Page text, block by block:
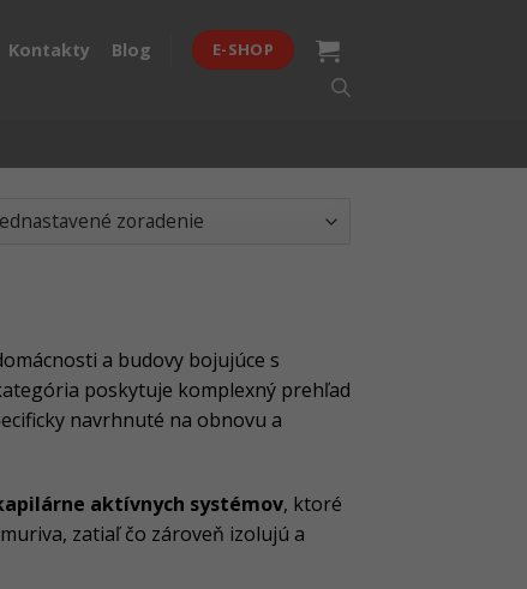
Kontakty Blog E-SHOP
a budovy bojujúce s
poskytuje komplexný prehľad
navrhnuté na obnovu a
aktívnych systémov, ktoré
zatiaľ čo zároveň izolujú a